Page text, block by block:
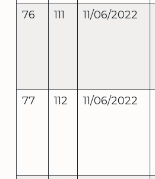
76
111 11/06/2022
77
112 11/06/2022